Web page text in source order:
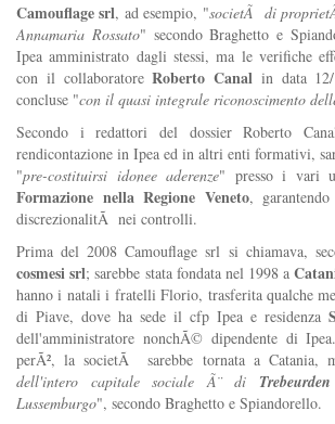
Camouflage srl, ad esempio, "societÃ di
Annamaria Rossato" secondo Braghetto e
Ipea amministrato dagli stessi, ma le verifiche
con il collaboratoreRoberto Canal in data
concluse "con il quasi integrale riconoscimento
Secondo i redattori del dossier Roberto
rendicontazione in Ipea ed in altri enti formativi,
"pre-costituirsi idonee aderenze" presso i vari
Formazione nella Regione Veneto,
discrezionalitÃ nei controlli.
Prima del 2008 Camouflage srl si chiamava,
cosmesi srl; sarebbe stata fondata nel 1998 a
hanno i natali i fratelli Florio, trasferita qualche
di Piave, dove ha sede il cfp Ipea e residenza
dell'amministratore nonchÃ© dipendente di
perÃ², la societÃ sarebbe tornata a Catania,
dell'intero capitale sociale Ã¨ di
Lussemburgo", secondo Braghetto e Spiandorello.